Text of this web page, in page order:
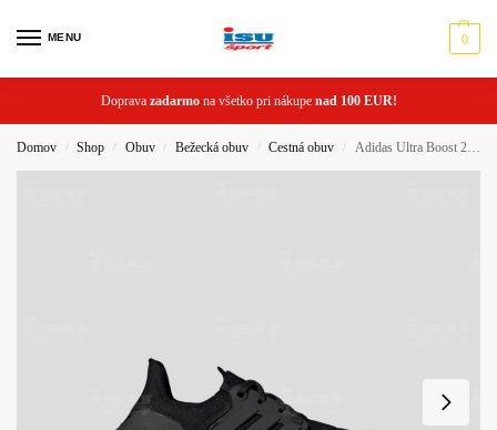
MENU 0
Doprava zadarmona všetko pri nákupe nad 100 EUR!
Domov / Shop / Obuv / Bežecká obuv / Cestná obuv / Adidas Ultra Boost 22 J detské tenisky